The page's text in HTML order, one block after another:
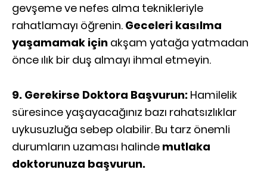
gevşeme ve nefes alma teknikleriyle
rahatlamayı öğrenin. Geceleri kasılma
yaşamamak için akşam yatağa yatmadan
önce ılık bir duş almayı ihmal etmeyin.
9. Gerekirse Doktora Başvurun: Hamilelik
süresince yaşayacağınız bazı rahatsızlıklar
uykusuzluğa sebep olabilir. Bu tarz önemli
durumların uzaması halinde mutlaka
doktorunuza başvurun.